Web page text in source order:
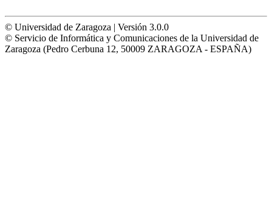
© Universidad de Zaragoza | Versión 3.0.0
© Servicio de Informática y Comunicaciones de la Universidad de
Zaragoza (Pedro Cerbuna 12, 50009 ZARAGOZA - ESPAÑA)